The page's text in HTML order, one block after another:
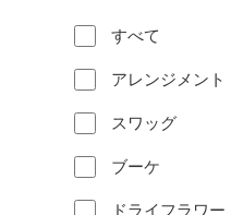
すべて
アレンジメント
スワッグ
ブーケ
ドライフラワー